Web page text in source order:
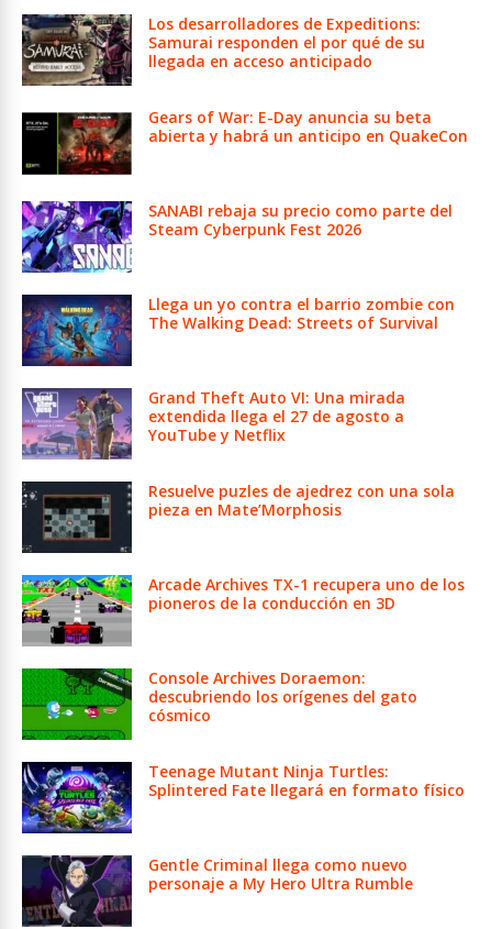
Los desarrolladores de Expeditions:
Samurai responden el por qué de su
llegada en acceso anticipado
Gears of War: E-Day anuncia su beta
abierta y habrá un anticipo en QuakeCon
SANABI rebaja su precio como parte del
Steam Cyberpunk Fest 2026
Llega un yo contra el barrio zombie con
The Walking Dead: Streets of Survival
Grand Theft Auto VI: Una mirada
extendida llega el 27 de agosto a
YouTube y Netflix
Resuelve puzles de ajedrez con una sola
pieza en Mate’Morphosis
Arcade Archives TX-1 recupera uno de los
pioneros de la conducción en 3D
Console Archives Doraemon:
descubriendo los orígenes del gato
cósmico
Teenage Mutant Ninja Turtles:
Splintered Fate llegará en formato físico
Gentle Criminal llega como nuevo
personaje a My Hero Ultra Rumble